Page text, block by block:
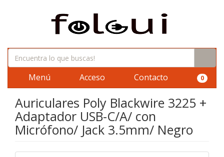
Menú Acceso Contacto 0
Auriculares Poly Blackwire 3225 +
Adaptador USB-C/A/ con
Micrófono/ Jack 3.5mm/ Negro